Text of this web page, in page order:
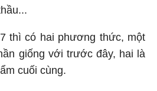
thì có hai phương thức, một
giống với trước đây, hai là
cuối cùng.